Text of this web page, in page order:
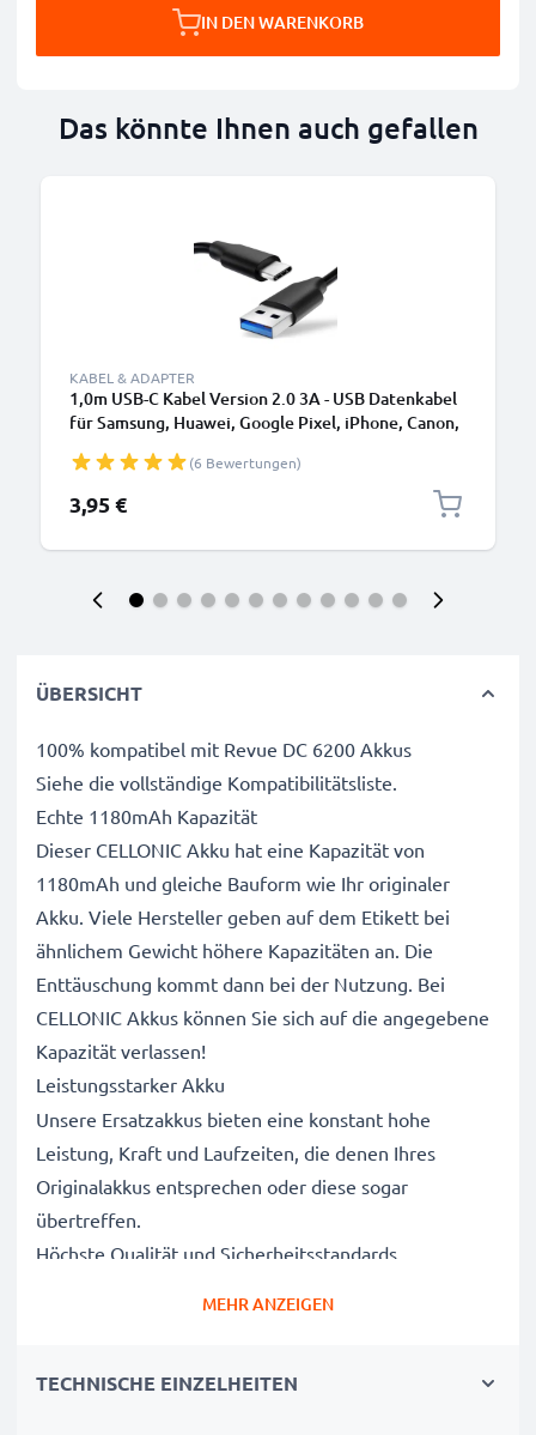
IN DEN WARENKORB
Das könnte Ihnen auch gefallen
KABEL & ADAPTER
1,0m USB-C Kabel Version 2.0 3A - USB Datenkabel
für Samsung, Huawei, Google Pixel, iPhone, Canon,
(6 Bewertungen)
3,95 €
ÜBERSICHT
100% kompatibel mit Revue DC 6200 Akkus
Siehe die vollständige Kompatibilitätsliste.
Echte 1180mAh Kapazität
Dieser CELLONIC Akku hat eine Kapazität von
1180mAh und gleiche Bauform wie Ihr originaler
Akku. Viele Hersteller geben auf dem Etikett bei
ähnlichem Gewicht höhere Kapazitäten an. Die
Enttäuschung kommt dann bei der Nutzung. Bei
CELLONIC Akkus können Sie sich auf die angegebene
Kapazität verlassen!
Leistungsstarker Akku
Unsere Ersatzakkus bieten eine konstant hohe
Leistung, Kraft und Laufzeiten, die denen Ihres
Originalakkus entsprechen oder diese sogar
übertreffen.
Höchste Qualität und Sicherheitsstandards
unterzogen und entsprechen den höchsten EU-
MEHR ANZEIGEN
TECHNISCHE EINZELHEITEN